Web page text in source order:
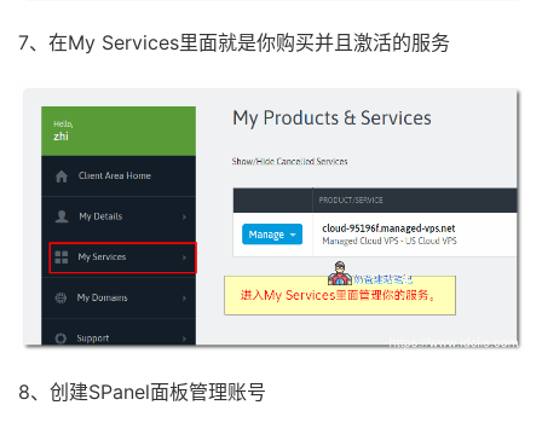
7、在My Services里面就是你购买并且激活的服务
8、创建SPanel面板管理账号